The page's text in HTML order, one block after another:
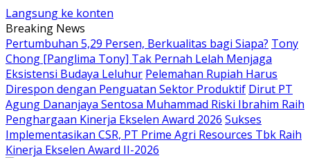
Langsung ke konten
Breaking News
Pertumbuhan 5,29 Persen, Berkualitas bagi Siapa? Tony
Chong [Panglima Tony] Tak Pernah Lelah Menjaga
Eksistensi Budaya Leluhur Pelemahan Rupiah Harus
Direspon dengan Penguatan Sektor Produktif Dirut PT
Agung Dananjaya Sentosa Muhammad Riski Ibrahim Raih
Penghargaan Kinerja Ekselen Award 2026 Sukses
Implementasikan CSR, PT Prime Agri Resources Tbk Raih
Kinerja Ekselen Award II-2026